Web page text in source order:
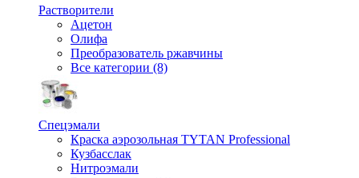
Растворители
Ацетон
Олифа
Преобразователь ржавчины
Все категории (8)
Спецэмали
Краска аэрозольная TYTAN Professional
Кузбасслак
Нитроэмали